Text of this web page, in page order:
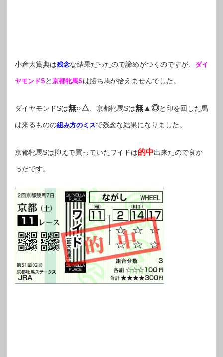
小倉大賞典は残念な結果だったので諦めがつくのですが、 ダイ
ヤモンドS と 京都牝馬Sは勝ち馬が拾えませんでした。
ダイヤモンドSは無○△ 、京都牝馬Sは無▲◎と印を回した馬
は来るものの組み方のミスで残念な結果になりました。
京都牝馬Sは抑えで買っていたワイドは的中出来たので良か
ったです。